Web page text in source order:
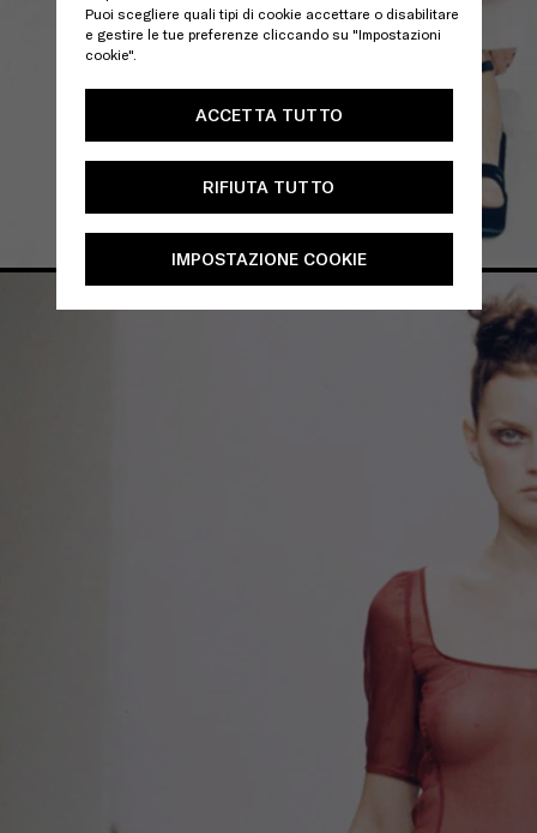
Puoi scegliere quali tipi di cookie accettare o disabilitare
e gestire le tue preferenze cliccando su "Impostazioni
cookie".
ACCETTA TUTTO
RIFIUTA TUTTO
IMPOSTAZIONE COOKIE